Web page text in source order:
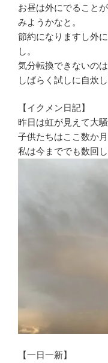
お昼は外にでること
みようかなと。
節約になりますし外
し。
気分転換できないのは
しばらく試しに自炊し
【イクメン日記】
昨日は虹が見えて大騒
子供たちはここ数か
私は今まででも数回
【一日一新】